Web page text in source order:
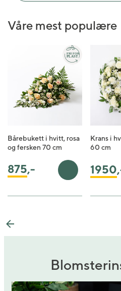
Våre mest populære
Bårebukett i hvitt, rosa
og fersken 70 cm
875,- Legg i
Krans i
60 cm
1950
Previous